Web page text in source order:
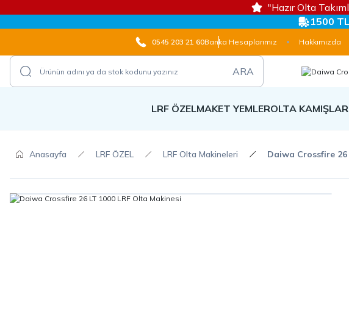
"Hazır Olta
1500
0545 203 21 60Banka Hesaplarımız Hakkımızda
ARA
LRF ÖZELMAKET YEMLEROLTA
Anasayfa LRF ÖZEL LRF Olta Makineleri Daiwa Crossfire